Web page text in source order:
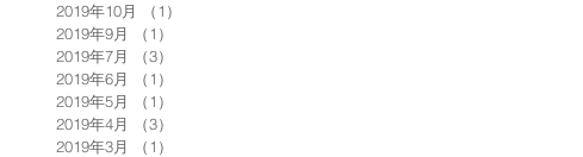
2019年10月
（1）
2019年9月
（1）
2019年7月
（3）
2019年6月
（1）
2019年5月
（1）
2019年4月
（3）
2019年3月
（1）